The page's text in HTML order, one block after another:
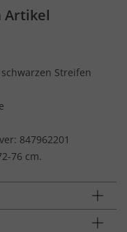
Artikel
Streifen
847962201
76 cm.